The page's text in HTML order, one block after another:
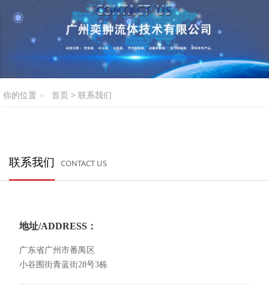
你的位置 首页 > 联系我们
联系我们 CONTACT US
地址/ADDRESS：
广东省广州市番禺区
小谷围街青蓝街28号3栋